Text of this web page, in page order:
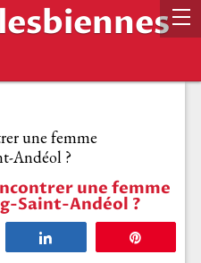
une femme
Andéol ?
une femme
Saint-Andéol ?